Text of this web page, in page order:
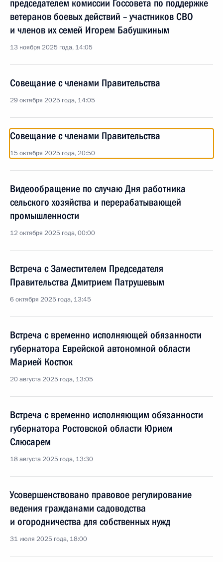
председателем комиссии Госсовета по поддержке
ветеранов боевых действий – участников СВО
и членов их семей Игорем Бабушкиным
13 ноября 2025 года, 14:05
Совещание с членами Правительства
29 октября 2025 года, 14:05
Совещание с членами Правительства
15 октября 2025 года, 20:50
Видеообращение по случаю Дня работника
сельского хозяйства и перерабатывающей
промышленности
12 октября 2025 года, 00:00
Встреча с Заместителем Председателя
Правительства Дмитрием Патрушевым
6 октября 2025 года, 13:45
Встреча с временно исполняющей обязанности
губернатора Еврейской автономной области
Марией Костюк
20 августа 2025 года, 13:05
Встреча с временно исполняющим обязанности
губернатора Ростовской области Юрием
Слюсарем
18 августа 2025 года, 13:30
Усовершенствовано правовое регулирование
ведения гражданами садоводства
и огородничества для собственных нужд
31 июля 2025 года, 18:00